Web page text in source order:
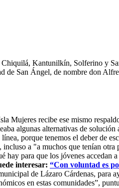
Kantunilkín, Solferino y
de San Ángel, de nombre don
Mujeres recibe ese mismo
algunas alternativas de
porque tenemos el deber de
a "a muchos que tenían
para que los jóvenes accedan
interesar: “Con voluntad es
de Lázaro Cárdenas, para
en estas comunidades”,